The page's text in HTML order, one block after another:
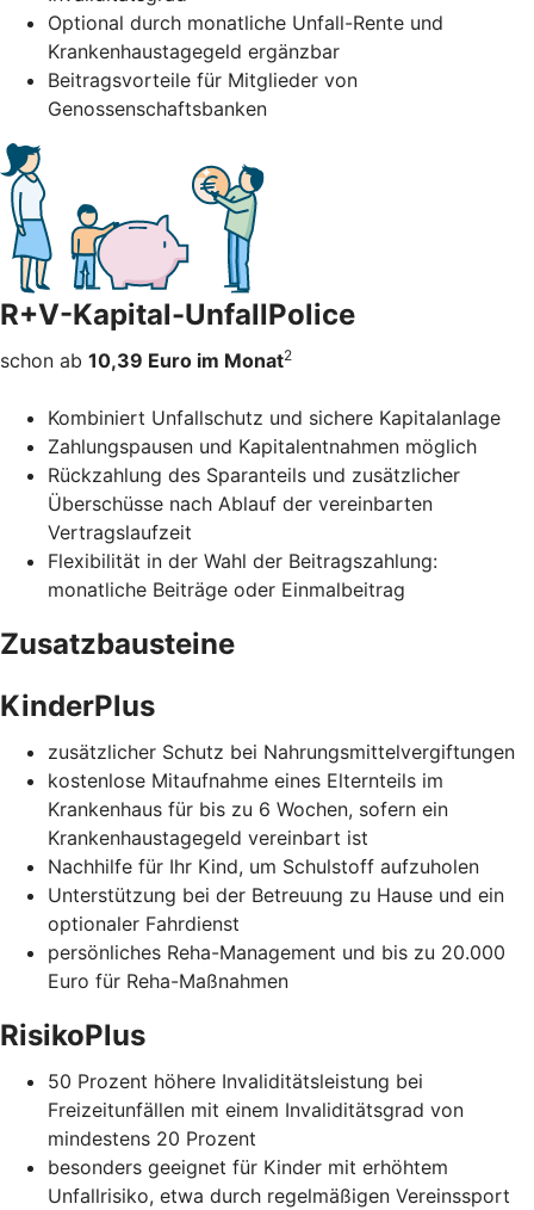
Optional durch monatliche Unfall-Rente und
Krankenhaustagegeld ergänzbar
Beitragsvorteile für Mitglieder von
Genossenschaftsbanken
R+V-Kapital-UnfallPolice
schon ab 10,39 Euro im Monat2
Kombiniert Unfallschutz und sichere Kapitalanlage
Zahlungspausen und Kapitalentnahmen möglich
Rückzahlung des Sparanteils und zusätzlicher
Überschüsse nach Ablauf der vereinbarten
Vertragslaufzeit
Flexibilität in der Wahl der Beitragszahlung:
monatliche Beiträge oder Einmalbeitrag
Zusatzbausteine
KinderPlus
zusätzlicher Schutz bei Nahrungsmittelvergiftungen
kostenlose Mitaufnahme eines Elternteils im
Krankenhaus für bis zu 6 Wochen, sofern ein
Krankenhaustagegeld vereinbart ist
Nachhilfe für Ihr Kind, um Schulstoff aufzuholen
Unterstützung bei der Betreuung zu Hause und ein
optionaler Fahrdienst
persönliches Reha-Management und bis zu 20.000
Euro für Reha-Maßnahmen
RisikoPlus
50 Prozent höhere Invaliditätsleistung bei
Freizeitunfällen mit einem Invaliditätsgrad von
mindestens 20 Prozent
besonders geeignet für Kinder mit erhöhtem
Unfallrisiko, etwa durch regelmäßigen Vereinssport